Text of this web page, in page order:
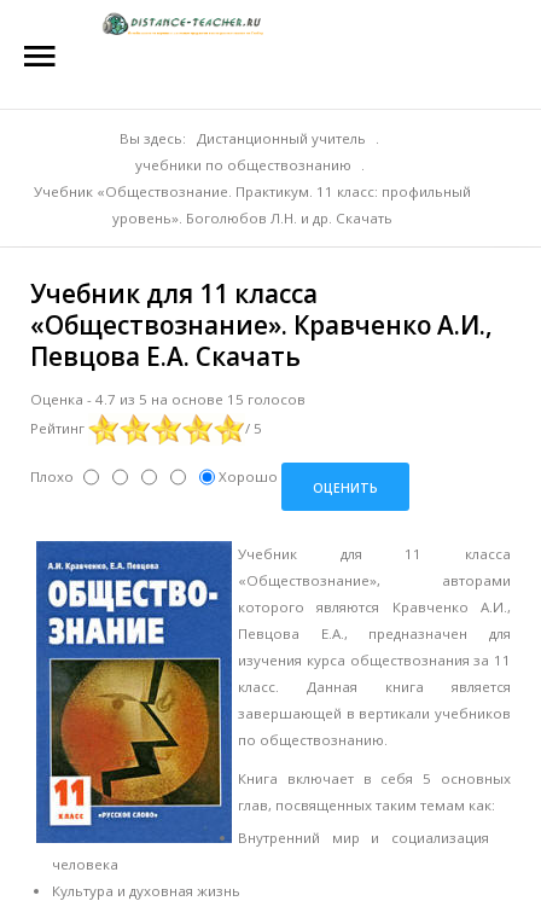
Репетиторы
Стоимость
Акции
Материалы
Блог
Контакты
Вы здесь: Дистанционный учитель
.
учебники по обществознанию
.
Учебник «Обществознание. Практикум. 11 класс: профильный
уровень». Боголюбов Л.Н. и др. Скачать
Учебник для 11 класса
«Обществознание». Кравченко А.И.,
Певцова Е.А. Скачать
Оценка - 4.7 из 5 на основе 15 голосов
Рейтинг
/ 5
Плохо Хорошо
Учебник для 11 класса
«Обществознание», авторами
которого являются Кравченко А.И.,
Певцова Е.А., предназначен для
изучения курса обществознания за 11
класс. Данная книга является
завершающей в вертикали учебников
по обществознанию.
Книга включает в себя 5 основных
глав, посвященных таким темам как:
Внутренний мир и социализация
человека
Культура и духовная жизнь